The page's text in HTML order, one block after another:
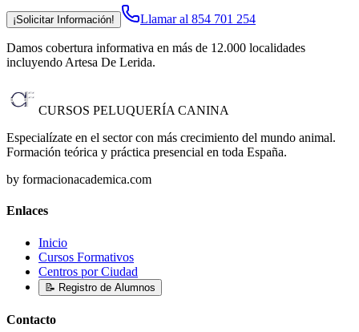
¡Solicitar Información! Llamar al 854 701 254
Damos cobertura informativa en más de 12.000 localidades
incluyendo Artesa De Lerida.
CURSOS PELUQUERÍA CANINA
Especialízate en el sector con más crecimiento del mundo animal.
Formación teórica y práctica presencial en toda España.
by formacionacademica.com
Enlaces
Inicio
Cursos Formativos
Centros por Ciudad
📝 Registro de Alumnos
Contacto